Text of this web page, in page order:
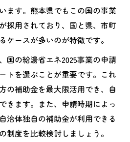
ます。熊本県でもこの国の事業
採用されており、国と県、市町
ケースが多いのが特徴です。
国の給湯省エネ2025事業の申請
トを選ぶことが重要です。これ
の補助金を最大限活用でき、自
きます。また、申請時期によっ
治体独自の補助金が利用できる
制度を比較検討しましょう。